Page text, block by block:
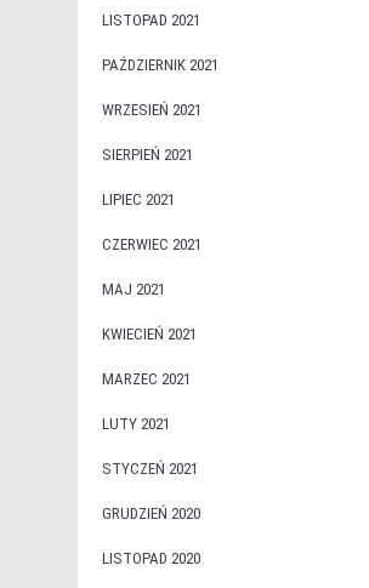
LISTOPAD 2021
PAŹDZIERNIK 2021
WRZESIEŃ 2021
SIERPIEŃ 2021
LIPIEC 2021
CZERWIEC 2021
MAJ 2021
KWIECIEŃ 2021
MARZEC 2021
LUTY 2021
STYCZEŃ 2021
GRUDZIEŃ 2020
LISTOPAD 2020